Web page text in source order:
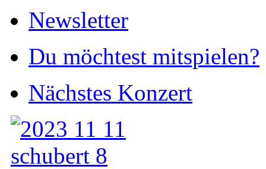
Newsletter
Du möchtest mitspielen?
Nächstes Konzert